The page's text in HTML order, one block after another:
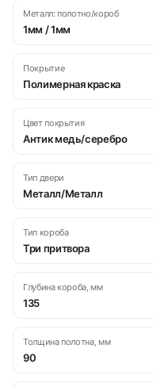
Металл: полотно/короб
1мм / 1мм
Покрытие
Полимерная краска
Цвет покрытия
Антик медь/серебро
Тип двери
Металл/Металл
Тип короба
Три притвора
Глубина короба, мм
135
Толщина полотна, мм
90